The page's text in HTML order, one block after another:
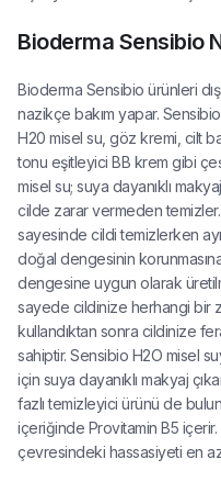
Bioderma Sensibio
Bioderma Sensibio ürünleri
nazikçe bakım yapar.
H20 misel su, göz kremi, cilt
tonu eşitleyici BB krem gibi
misel su; suya dayanıklı
cilde zarar vermeden
sayesinde cildi temizlerken
doğal dengesinin
dengesine uygun olarak
sayede cildinize herhangi bir
kullandıktan sonra cildinize
sahiptir. Sensibio H2O misel
için suya dayanıklı makyaj
fazlı temizleyici ürünü de
içeriğinde Provitamin B5
çevresindeki hassasiyeti en